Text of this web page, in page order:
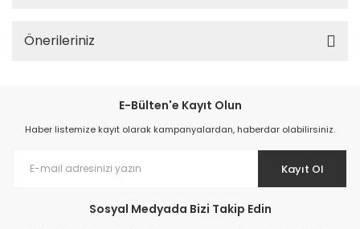
Önerileriniz
E-Bülten'e Kayıt Olun
Haber listemize kayıt olarak kampanyalardan, haberdar olabilirsiniz.
Kayıt Ol
Sosyal Medyada Bizi Takip Edin